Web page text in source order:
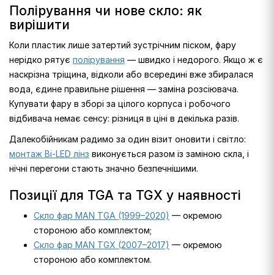
Полірування чи нове скло: як
вирішити
Коли пластик лише затертий зустрічним піском, фару
нерідко рятує полірування — швидко і недорого. Якщо ж є
наскрізна тріщина, відколи або всередині вже збиралася
вода, єдине правильне рішення — заміна розсіювача.
Купувати фару в зборі за цілого корпуса і робочого
відбивача немає сенсу: різниця в ціні в декілька разів.
Далекобійникам радимо за один візит оновити і світло:
монтаж Bi-LED лінз виконується разом із заміною скла, і
нічні перегони стають значно безпечнішими.
Позиції для TGA та TGX у наявності
Скло фар MAN TGA (1999–2020) — окремою
стороною або комплектом;
Скло фар MAN TGX (2007–2017) — окремою
стороною або комплектом.